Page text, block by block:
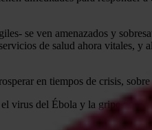
se ven amenazados y
de salud ahora vitales, y
en tiempos de crisis,
virus del Ébola y la gripe